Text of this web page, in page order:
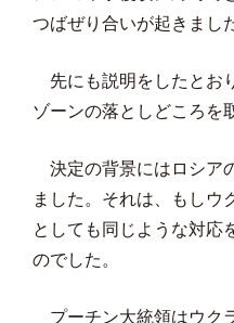
つばぜり合いが起きまし
先にも説明をしたとお
ゾーンの落としどころを
決定の背景にはロシア
ました。それは、もしウ
としても同じような対応
のでした。
プーチン大統領はウク